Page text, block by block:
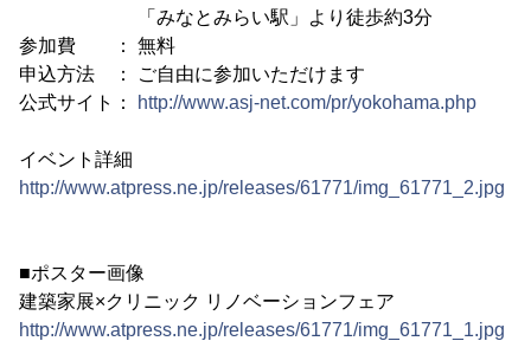
「みなとみらい駅」より徒歩約3分
参加費 ： 無料
申込方法 ： ご自由に参加いただけます
公式サイト：
http://www.asj-net.com/pr/yokohama.php
イベント詳細
http://www.atpress.ne.jp/releases/61771/img_61771_2.jpg
■ポスター画像
建築家展×クリニック リノベーションフェア
http://www.atpress.ne.jp/releases/61771/img_61771_1.jpg